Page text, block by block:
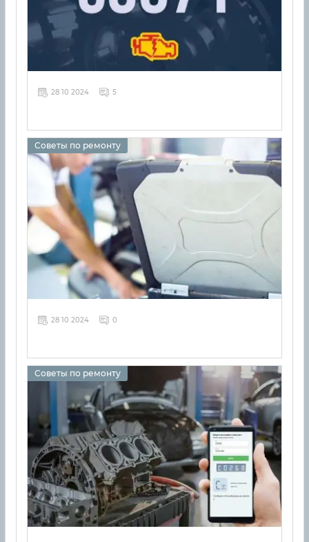
28 10 2024 5
Советы по ремонту
28 10 2024 0
Советы по ремонту